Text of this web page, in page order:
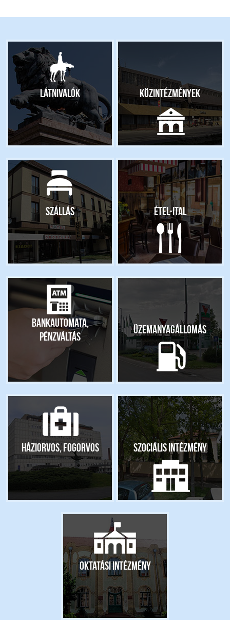
Látnivalók Közintézmények
Szállás Étel-ital
Bankautomata,
pénzváltás
Üzemanyagállomás
Háziorvos, fogorvos Szociális intézmény
Oktatási intézmény